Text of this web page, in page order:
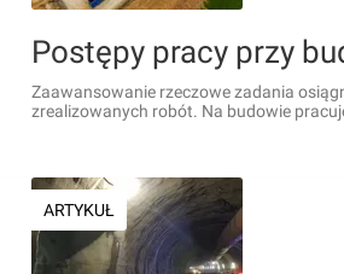
Zaawansowanie rzeczowe zadania
zrealizowanych robót. Na budowie
ARTYKUŁ